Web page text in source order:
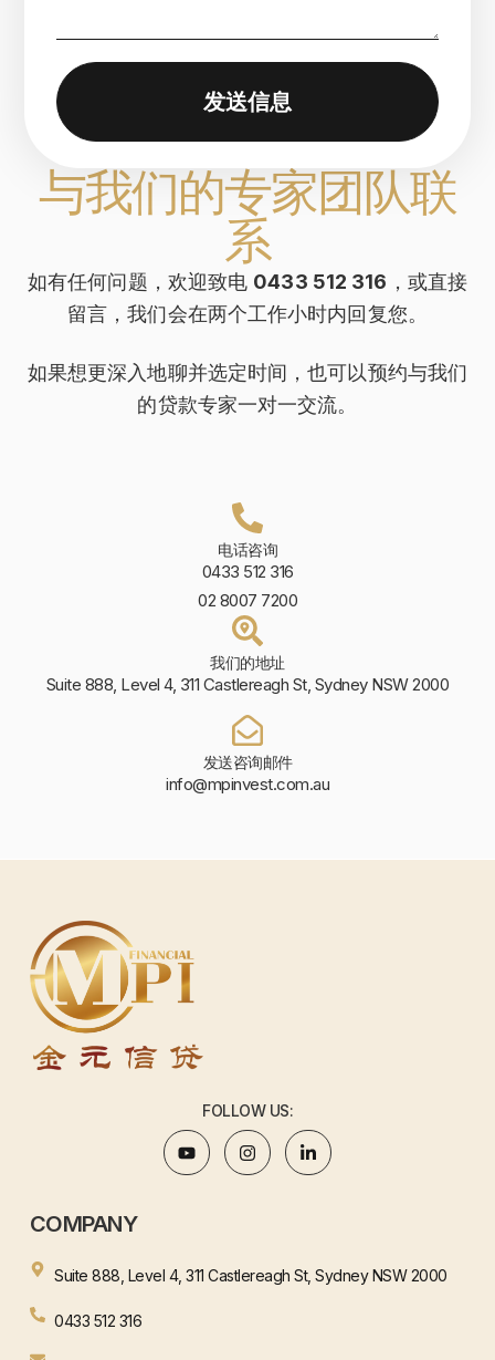
与我们的专家团队联
系
如有任何问题，欢迎致电 0433 512 316 ，或直接
留言，我们会在两个工作小时内回复您。
如果想更深入地聊并选定时间，也可以预约与我们
的贷款专家一对一交流。
电话咨询
0433 512 316
02 8007 7200
我们的地址
Suite 888, Level 4, 311 Castlereagh St, Sydney NSW 2000
发送咨询邮件
info@mpinvest.com.au
发送信息
FOLLOW US:
COMPANY
Suite 888, Level 4, 311 Castlereagh St, Sydney NSW 2000
0433 512 316